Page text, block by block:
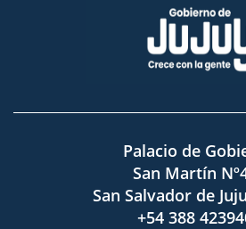
Palacio de
San Martín
San Salvador de
+54 388